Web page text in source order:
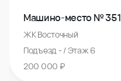
Машино-место № 351
ЖК Восточный
Подъезд - / Этаж 6
200 000 ₽